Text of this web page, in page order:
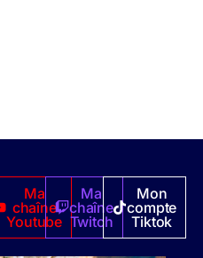
Ma
chaîne
Youtube
Ma
chaîne
Twitch
Mon
compte
Tiktok